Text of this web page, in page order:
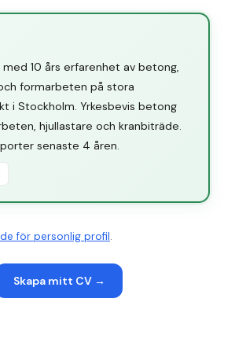
10 års erfarenhet av betong,
formarbeten på stora
i Stockholm. Yrkesbevis betong
hjullastare och kranbiträde.
senaste 4 åren.
för personlig profil.
Skapa mitt CV →